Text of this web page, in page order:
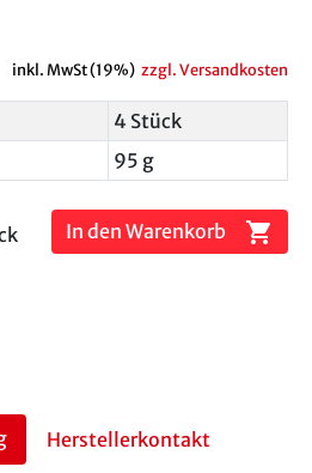
inkl. MwSt (19%) zzgl. Versandkosten
4 Stück
95 g
In den Warenkorb shopping_cart
Herstellerkontakt